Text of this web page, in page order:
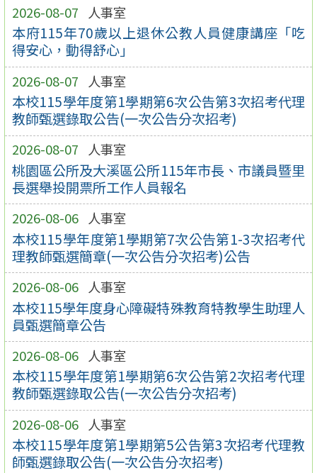
2026-08-07 人事室
本府115年70歲以上退休公教人員健康講座「吃
得安心，動得舒心」
2026-08-07 人事室
本校115學年度第1學期第6次公告第3次招考代理
教師甄選錄取公告(一次公告分次招考)
2026-08-07 人事室
桃園區公所及大溪區公所115年市長、市議員暨里
長選舉投開票所工作人員報名
2026-08-06 人事室
本校115學年度第1學期第7次公告第1-3次招考代
理教師甄選簡章(一次公告分次招考)公告
2026-08-06 人事室
本校115學年度身心障礙特殊教育特教學生助理人
員甄選簡章公告
2026-08-06 人事室
本校115學年度第1學期第6次公告第2次招考代理
教師甄選錄取公告(一次公告分次招考)
2026-08-06 人事室
本校115學年度第1學期第5公告第3次招考代理教
師甄選錄取公告(一次公告分次招考)